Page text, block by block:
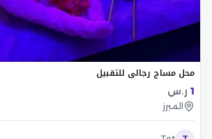
محل مساج رجالي للتقبيل
1 ر.س
المبرز